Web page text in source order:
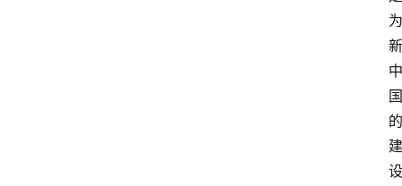
为
新
中
国
的
建
设